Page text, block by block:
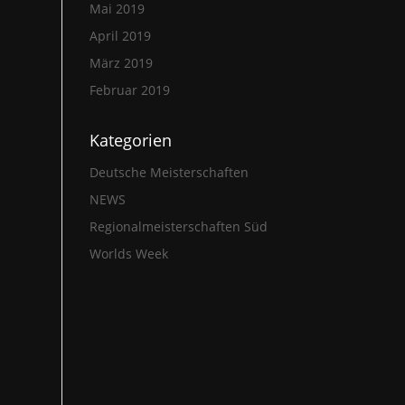
Mai 2019
April 2019
März 2019
Februar 2019
Kategorien
Deutsche Meisterschaften
NEWS
Regionalmeisterschaften Süd
Worlds Week